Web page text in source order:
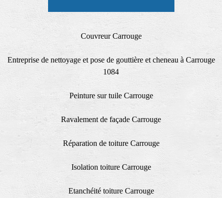
Couvreur Carrouge
Entreprise de nettoyage et pose de gouttière et cheneau à Carrouge
1084
Peinture sur tuile Carrouge
Ravalement de façade Carrouge
Réparation de toiture Carrouge
Isolation toiture Carrouge
Etanchéité toiture Carrouge